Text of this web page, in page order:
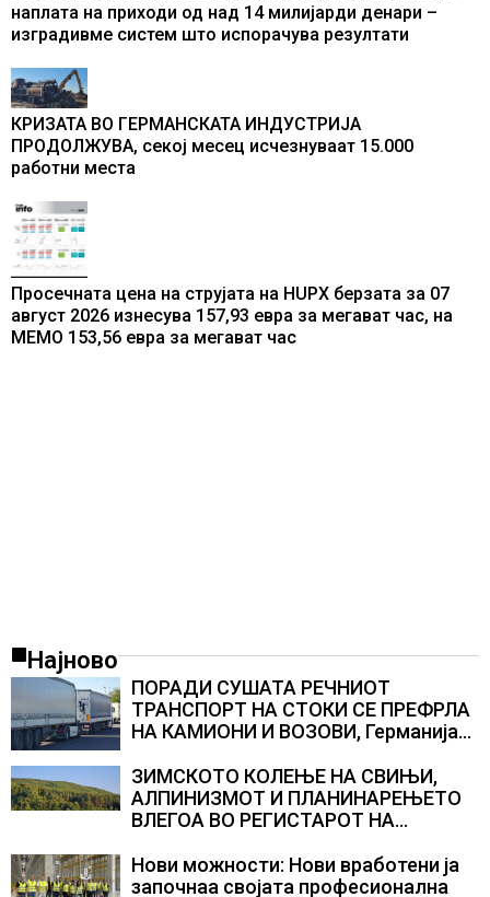
наплата на приходи од над 14 милијарди денари –
изградивме систем што испорачува резултати
КРИЗАТА ВО ГЕРМАНСКАТА ИНДУСТРИЈА
ПРОДОЛЖУВА, секој месец исчезнуваат 15.000
работни места
Просечната цена на струјата на HUPX берзата за 07
август 2026 изнесува 157,93 евра за мегават час, на
МЕМО 153,56 евра за мегават час
Најново
ПОРАДИ СУШАТА РЕЧНИОТ
ТРАНСПОРТ НА СТОКИ СЕ ПРЕФРЛА
НА КАМИОНИ И ВОЗОВИ, Германија
камионџиите да возат и во недела
ЗИМСКОТО КОЛЕЊЕ НА СВИЊИ,
АЛПИНИЗМОТ И ПЛАНИНАРЕЊЕТО
ВЛЕГОА ВО РЕГИСТАРОТ НА
СЛОВЕНИЈА
Нови можности: Нови вработени ја
започнаа својата професионална